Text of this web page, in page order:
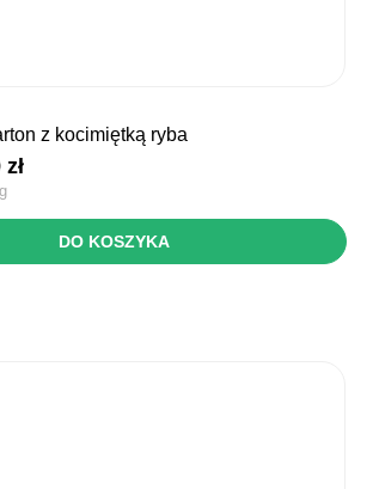
z kocimiętką ryba
złAktualna
wynosi:
26,09 zł.
DO KOSZYKA